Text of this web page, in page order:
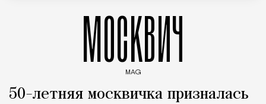
МОСКВИЧ
MAG
50-летняя москвичка призналась